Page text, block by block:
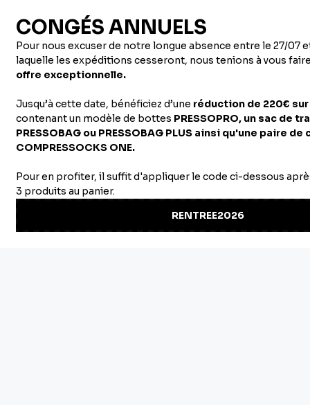
Paul G.
optimiser la récupération
après mes compétitions
cycliste...Voir l'avis
Alexis G.
professionnel, chaque
détail compte. Grâce aux
bottes de press...Voir
l'avis complet